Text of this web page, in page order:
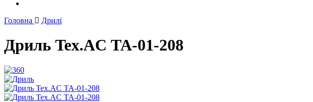
Головна Дрилі
Дриль Tex.AC ТА-01-208